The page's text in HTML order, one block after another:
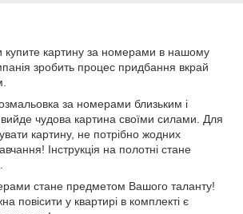
картину за номерами в нашому
зробить процес придбання вкрай
за номерами близьким і
чудова картина своїми силами. Для
картину, не потрібно жодних
Інструкція на полотні стане
стане предметом Вашого таланту!
повісити у квартирі в комплекті є